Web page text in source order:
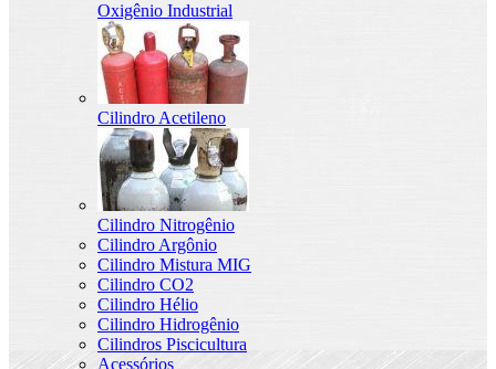
Oxigênio Industrial
Cilindro Acetileno
Cilindro Nitrogênio
Cilindro Argônio
Cilindro Mistura MIG
Cilindro CO2
Cilindro Hélio
Cilindro Hidrogênio
Cilindros Piscicultura
Acessórios